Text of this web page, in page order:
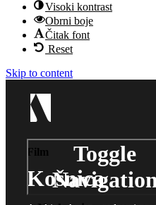
Visoki kontrast
Obrni boje
Čitak font
Reset
Skip to content
Toggle
Film
Košnica